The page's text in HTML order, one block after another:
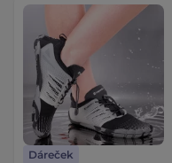
Dáreček